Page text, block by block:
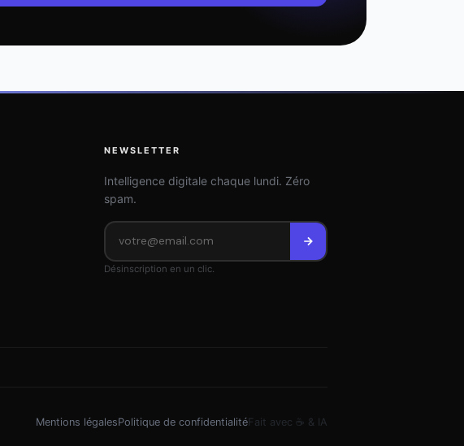
NEWSLETTER
Intelligence digitale chaque lundi. Zéro
spam.
Désinscription en un clic.
Mentions légalesPolitique de confidentialité Fait avec ☕ & IA